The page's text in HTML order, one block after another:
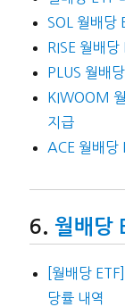
SOL 월배당
RISE 월배
PLUS 월배
KIWOOM
지급
ACE 월배당
월배당
[월배당
당률 내역